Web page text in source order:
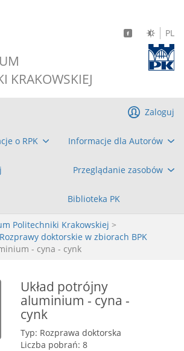
KRAKOWSKIEJ
PL
o RPK Informacje dla Autorów
Przeglądanie zasobów
Biblioteka PK
Zaloguj
Politechniki Krakowskiej >
Rozprawy doktorskie w zbiorach BPK
- cyna - cynk
Układ potrójny
aluminium - cyna -
cynk
Typ: Rozprawa doktorska
Liczba pobrań: 8